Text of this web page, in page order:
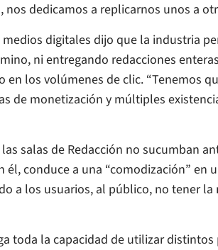
dedicamos a replicarnos unos a
digitales dijo que la industria
ni entregando redacciones
en los volúmenes de clic. “Tenemos
de monetización y múltiples
salas de Redacción no sucumban
conduce a una “comodización” en
a los usuarios, al público, no tener la
toda la capacidad de utilizar